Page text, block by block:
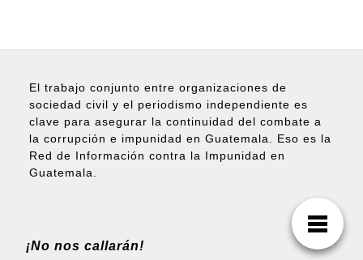
El trabajo conjunto entre organizaciones de
sociedad civil y el periodismo independiente es
clave para asegurar la continuidad del combate a
la corrupción e impunidad en Guatemala. Eso es la
Red de Información contra la Impunidad en
Guatemala.
¡No nos callarán!